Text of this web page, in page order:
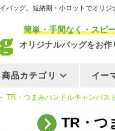
バッグ。短納期・小ロットでオリジ
簡単・手間なく・スピ
オリジナルバッグをお作
商品カテゴリ イー
TR・つまみハンドルキャンバス
TR・つ